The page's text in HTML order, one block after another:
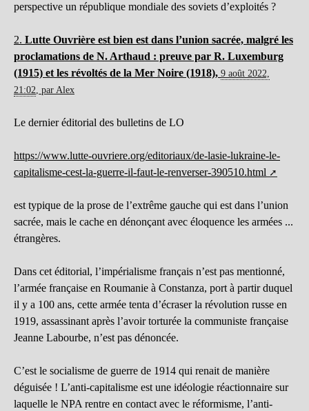
perspective un république mondiale des soviets d’exploités ?
2. Lutte Ouvrière est bien est dans l’union sacrée, malgré les
proclamations de N. Arthaud : preuve par R. Luxemburg
(1915) et les révoltés de la Mer Noire (1918), 9 août 2022,
21:02, parAlex
Le dernier éditorial des bulletins de LO
https://www.lutte-ouvriere.org/editoriaux/de-lasie-lukraine-le-
capitalisme-cest-la-guerre-il-faut-le-renverser-390510.html
est typique de la prose de l’extrême gauche qui est dans l’union
sacrée, mais le cache en dénonçant avec éloquence les armées ...
étrangères.
Dans cet éditorial, l’impérialisme français n’est pas mentionné,
l’armée française en Roumanie à Constanza, port à partir duquel
il y a 100 ans, cette armée tenta d’écraser la révolution russe en
1919, assassinant après l’avoir torturée la communiste française
Jeanne Labourbe, n’est pas dénoncée.
C’est le socialisme de guerre de 1914 qui renait de manière
déguisée ! L’anti-capitalisme est une idéologie réactionnaire sur
laquelle le NPA rentre en contact avec le réformisme, l’anti-